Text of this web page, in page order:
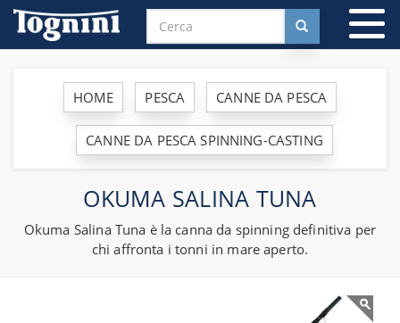
HOME PESCA CANNE DA PESCA
CANNE DA PESCA SPINNING-CASTING
OKUMA SALINA TUNA
Okuma Salina Tuna è la canna da spinning definitiva per
chi affronta i tonni in mare aperto.